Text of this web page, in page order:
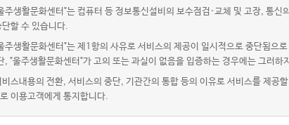
주생활문화센터"는 컴퓨터 등 정보통신설비의 보수점검·교체 및 고장, 통
단할 수 있습니다.
주생활문화센터"는 제1항의 사유로 서비스의 제공이 일시적으로 중단됨으
, "울주생활문화센터"가 고의 또는 과실이 없음을 입증하는 경우에는 그러하
비스내용의 전환, 서비스의 중단, 기관간의 통합 등의 이유로 서비스를 제공
이용고객에게 통지합니다.